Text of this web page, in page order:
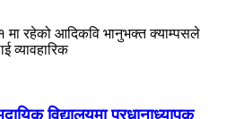
मा रहेको आदिकवि भानुभक्त क्याम्पसले
व्यावहारिक
विद्यालयमा प्रधानाध्यापक